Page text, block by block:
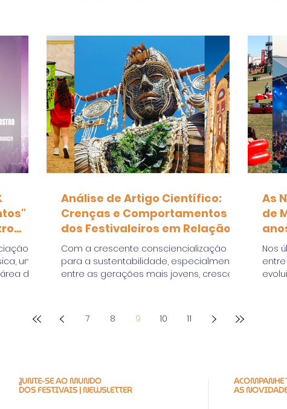
uma
dos
Análise de Artigo Científico:
Crenças e Comportamentos
dos Festivaleiros em Relação a
Práticas Sustentáveis nos
Festivais de Música
Com a crescente consciencialização
para a sustentabilidade, especialmente
entre as gerações mais jovens, cresce
As
de
Nos
7 8 9 10 11
JUNTE-SE AO MUNDO
DOS FESTIVAIS | NEWSLETTER
ACOMPANHE
AS